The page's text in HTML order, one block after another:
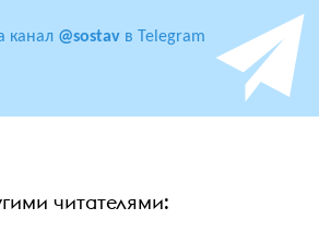
канал @sostav в Telegram
читателями: